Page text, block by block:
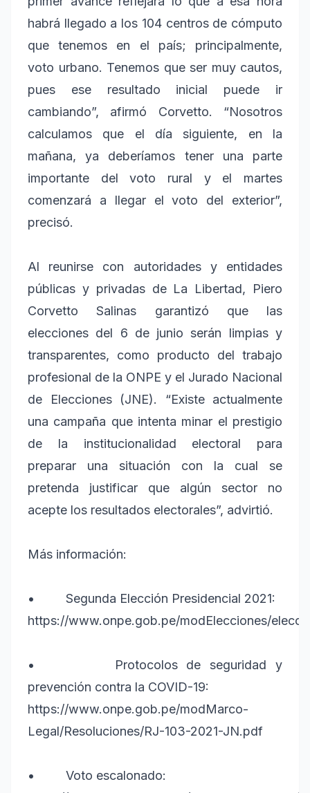
habrá llegado a los 104 centros de cómputo
que tenemos en el país; principalmente,
voto urbano. Tenemos que ser muy cautos,
pues ese resultado inicial puede ir
cambiando”, afirmó Corvetto. “Nosotros
calculamos que el día siguiente, en la
mañana, ya deberíamos tener una parte
importante del voto rural y el martes
comenzará a llegar el voto del exterior”,
precisó.
Al reunirse con autoridades y entidades
públicas y privadas de La Libertad, Piero
Corvetto Salinas garantizó que las
elecciones del 6 de junio serán limpias y
transparentes, como producto del trabajo
profesional de la ONPE y el Jurado Nacional
de Elecciones (JNE). “Existe actualmente
una campaña que intenta minar el prestigio
de la institucionalidad electoral para
preparar una situación con la cual se
pretenda justificar que algún sector no
acepte los resultados electorales”, advirtió.
Más información:
• Segunda Elección Presidencial 2021:
https://www.onpe.gob.pe/modElecciones/
• Protocolos de seguridad y
prevención contra la COVID-19:
https://www.onpe.gob.pe/modMarco-
Legal/Resoluciones/RJ-103-2021-JN.pdf
• Voto escalonado: